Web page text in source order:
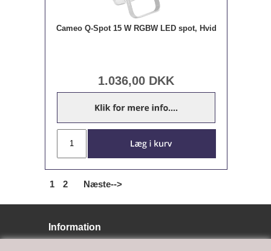
Cameo Q-Spot 15 W RGBW LED spot, Hvid
1.036,00 DKK
1 2 Næste-->
Information